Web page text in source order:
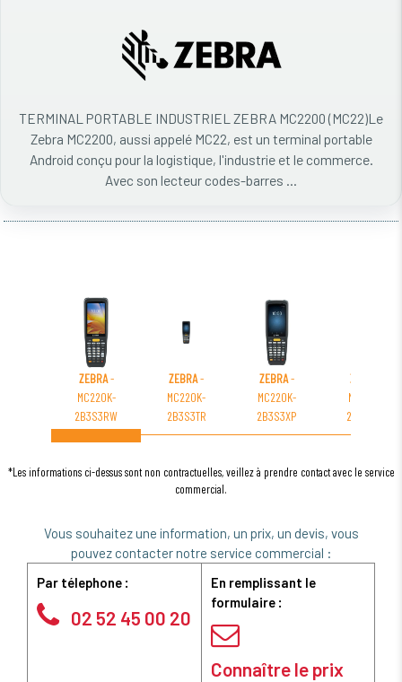
TERMINAL PORTABLE INDUSTRIEL ZEBRA MC2200 (MC22)Le
Zebra MC2200, aussi appelé MC22, est un terminal portable
Android conçu pour la logistique, l'industrie et le commerce.
Avec son lecteur codes-barres ...
ZEBRA-
MC220K-
2B3S3RW
ZEBRA-
MC220K-
2B3S3TR
ZEBRA-
MC220K-
2B3S3XP
ZEBRA
MC220K-
2B3E3RW
*Les informations ci-dessus sont non contractuelles, veillez à prendre contact avec le service
commercial.
Vous souhaitez une information, un prix, un devis, vous
pouvez contacter notre service commercial :
Par télephone :
02 52 45 00 20
En remplissant le
formulaire :
Connaître le prix